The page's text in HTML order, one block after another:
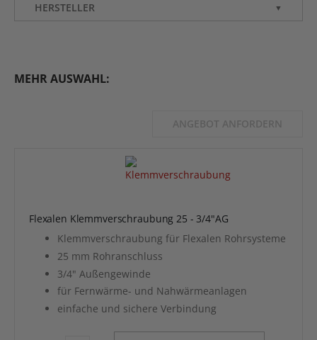
HERSTELLER ▼
MEHR AUSWAHL:
ANGEBOT ANFORDERN
Flexalen Klemmverschraubung 25 - 3/4"AG
Klemmverschraubung für Flexalen Rohrsysteme
25 mm Rohranschluss
3/4" Außengewinde
für Fernwärme- und Nahwärmeanlagen
einfache und sichere Verbindung